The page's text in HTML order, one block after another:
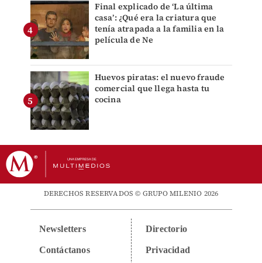
Final explicado de ‘La última
casa’: ¿Qué era la criatura que
tenía atrapada a la familia en la
película de Ne
Huevos piratas: el nuevo fraude
comercial que llega hasta tu
cocina
DERECHOS RESERVADOS © GRUPO MILENIO 2026
Newsletters
Contáctanos
Directorio
Privacidad